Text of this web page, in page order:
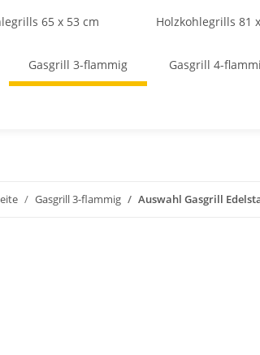
65 x 53 cm Holzkohlegrills 81
Gasgrill 3-flammig Gasgrill 4-
Gasgrill 3-flammig Auswahl Gasgrill